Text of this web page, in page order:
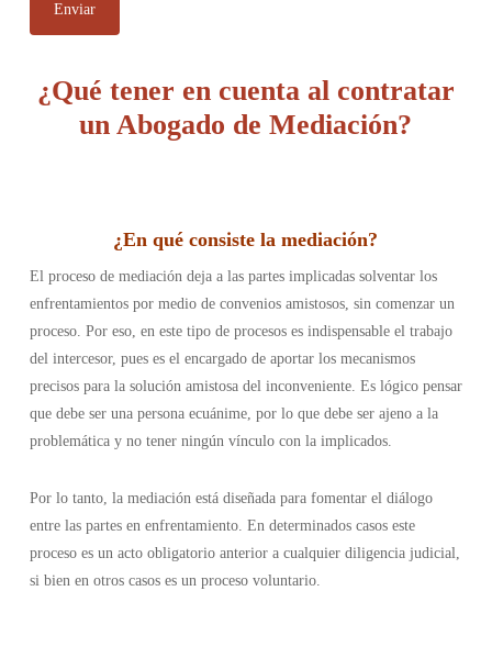
¿Qué tener en cuenta al contratar
un Abogado de Mediación?
¿En qué consiste la mediación?
El proceso de mediación deja a las partes implicadas solventar los
enfrentamientos por medio de convenios amistosos, sin comenzar un
proceso. Por eso, en este tipo de procesos es indispensable el trabajo
del intercesor, pues es el encargado de aportar los mecanismos
precisos para la solución amistosa del inconveniente. Es lógico pensar
que debe ser una persona ecuánime, por lo que debe ser ajeno a la
problemática y no tener ningún vínculo con la implicados.
Por lo tanto, la mediación está diseñada para fomentar el diálogo
entre las partes en enfrentamiento. En determinados casos este
proceso es un acto obligatorio anterior a cualquier diligencia judicial,
si bien en otros casos es un proceso voluntario.